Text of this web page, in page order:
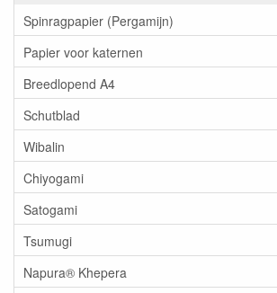
Spinragpapier (Pergamijn)
Papier voor katernen
Breedlopend A4
Schutblad
Wibalin
Chiyogami
Satogami
Tsumugi
Napura® Khepera